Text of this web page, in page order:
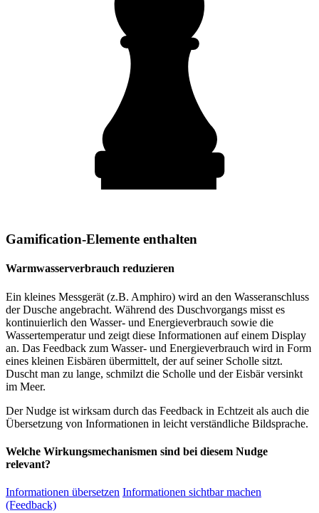
Gamification-Elemente enthalten
Warmwasserverbrauch reduzieren
Ein kleines Messgerät (z.B. Amphiro) wird an den Wasseranschluss
der Dusche angebracht. Während des Duschvorgangs misst es
kontinuierlich den Wasser- und Energieverbrauch sowie die
Wassertemperatur und zeigt diese Informationen auf einem Display
an. Das Feedback zum Wasser- und Energieverbrauch wird in Form
eines kleinen Eisbären übermittelt, der auf seiner Scholle sitzt.
Duscht man zu lange, schmilzt die Scholle und der Eisbär versinkt
im Meer.
Der Nudge ist wirksam durch das Feedback in Echtzeit als auch die
Übersetzung von Informationen in leicht verständliche Bildsprache.
Welche Wirkungsmechanismen sind bei diesem Nudge
relevant?
Informationen übersetzen Informationen sichtbar machen
(Feedback)